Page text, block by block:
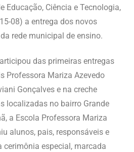
Educação, Ciência e Tecnologia,
08) a entrega dos novos
rede municipal de ensino.
das primeiras entregas
Professora Mariza Azevedo
Gonçalves e na creche
localizadas no bairro Grande
a Escola Professora Mariza
alunos, pais, responsáveis e
especial, marcada